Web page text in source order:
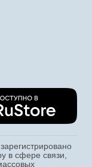
в сфере связи,